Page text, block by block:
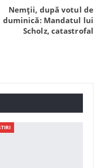
Nemții, după votul de
duminică: Mandatul lui
Scholz, catastrofal